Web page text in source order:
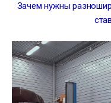
Зачем нужны